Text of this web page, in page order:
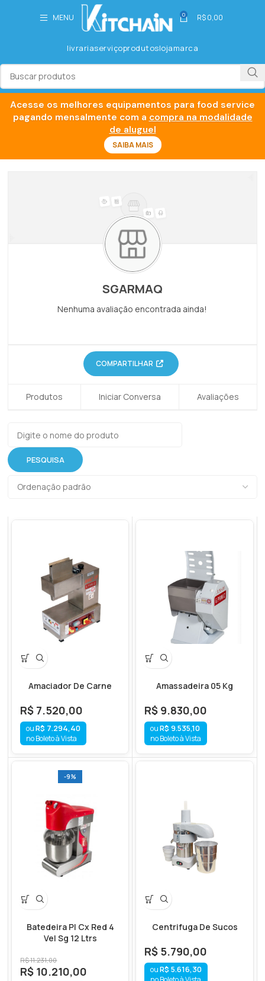
MENU 0 R$0,00
livrariaserviçoprodutoslojamarca
SGARMAQ
Nenhuma avaliação encontrada ainda!
COMPARTILHAR
Produtos Iniciar Conversa Avaliações
Amaciador De Carne
R$ 7.520,00
R$ 7.294,40
no Boleto à Vista
Amassadeira 05 Kg
R$ 9.830,00
R$ 9.535,10
no Boleto à Vista
-9%
Batedeira Pl Cx Red 4
Vel Sg 12 Ltrs
R$11.231,00
R$ 10.210,00
Centrifuga De Sucos
R$ 5.790,00
R$ 5.616,30
Acesse os melhores equipamentos para food service
pagando mensalmente com a compra na modalidade
de aluguel
SAIBA MAIS